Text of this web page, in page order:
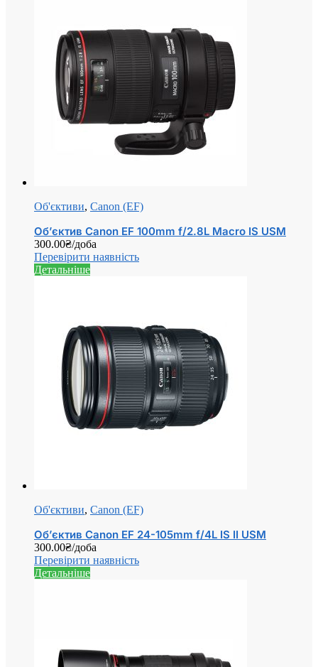
Об'єктиви, Canon (EF)
Об’єктив Canon EF 100mm f/2.8L Macro IS USM
300.00₴/доба
Перевірити наявність
Детальніше
Об'єктиви, Canon (EF)
Об’єктив Canon EF 24-105mm f/4L IS II USM
300.00₴/доба
Перевірити наявність
Детальніше